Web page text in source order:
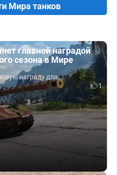
Мира танков
главной наградой
сезона в Мире
награду для...
1